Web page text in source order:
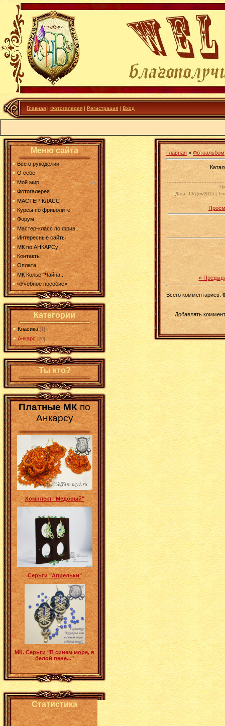
Главная | Фотогалерея | Регистрация | Вход
Меню сайта
Все о рукоделии
О себе
Мой мир
Фотогалерея
МАСТЕР-КЛАСС
Курсы по фриволите
Форум
Мастер-класс по фрив...
Интересные сайты
МК по АНКАРСу
Контакты
Оплата
МК Колье "Чайна...
«Учебное пособие»
Категории
Класика [1]
Анкарс [20]
Ты кто?
Платные МКпо
Анкарсу
Комплект "Медовый"
Серьги "Апрельки"
МК. Серьги "В синем море, в
белой пене..."
Статистика
Главная » Фотоальбом
Дата: 13/Дек/2015 |
«
Всего комментариев: 0
Добавлять